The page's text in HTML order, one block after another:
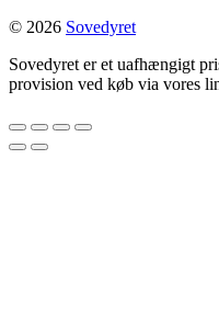
© 2026 Sovedyret
Sovedyret er et uafhængigt
provision ved køb via vores